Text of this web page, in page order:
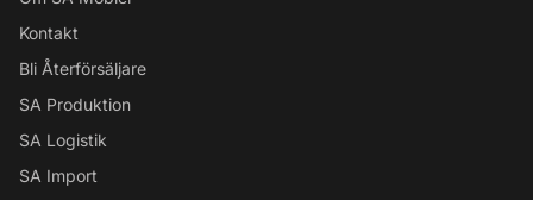
Kontakt
Bli Återförsäljare
SA Produktion
SA Logistik
SA Import